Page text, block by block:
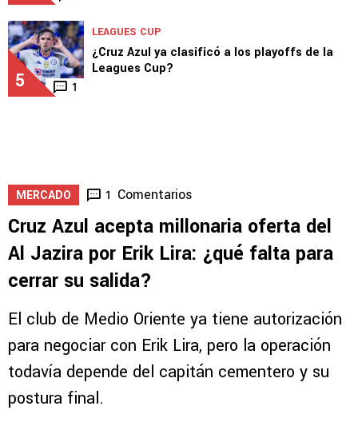
5 1
LEAGUES CUP
¿Cruz Azul ya clasificó a los playoffs de la
Leagues Cup?
MERCADO 1 Comentarios
Cruz Azul acepta millonaria oferta del
Al Jazira por Erik Lira: ¿qué falta para
cerrar su salida?
El club de Medio Oriente ya tiene autorización
para negociar con Erik Lira, pero la operación
todavía depende del capitán cementero y su
postura final.